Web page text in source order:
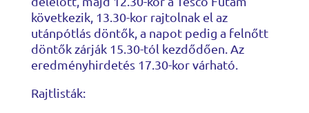
következik, 13.30-kor rajtolnak el az
utánpótlás döntők, a napot pedig a felnőtt
döntők zárják 15.30-tól kezdődően. Az
eredményhirdetés 17.30-kor várható.
Rajtlisták: